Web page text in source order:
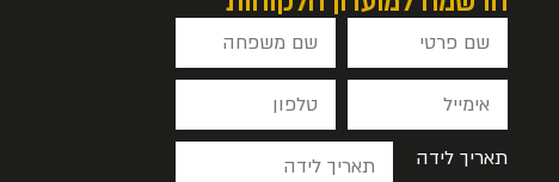
תאריך לידה